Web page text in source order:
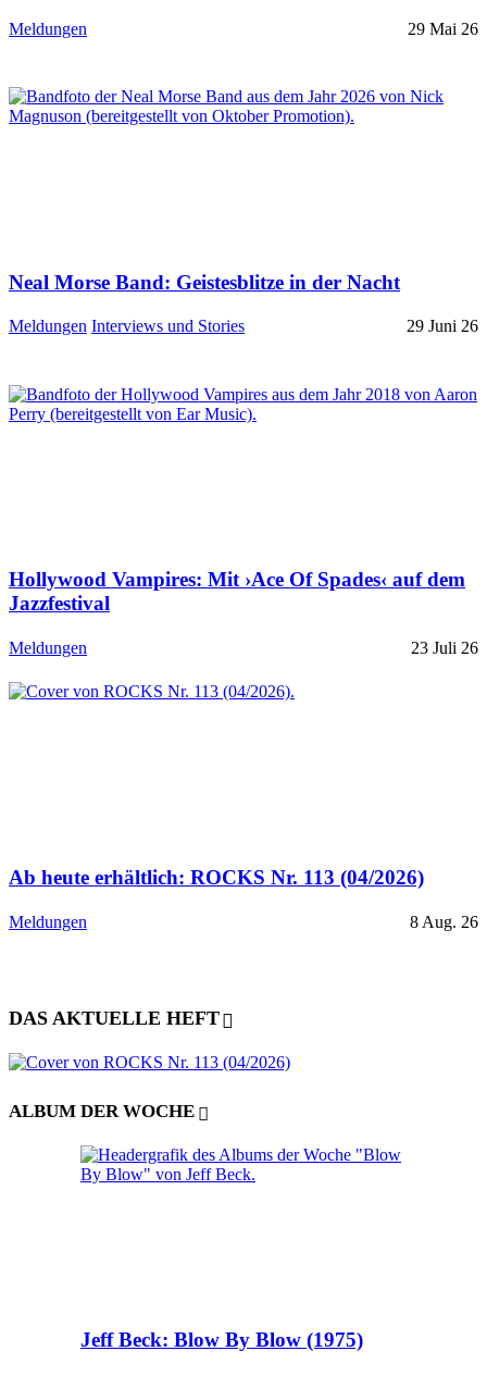
Meldungen 29 Mai 26
Neal Morse Band: Geistesblitze in der Nacht
Meldungen Interviews und Stories 29 Juni 26
Hollywood Vampires: Mit ›Ace Of Spades‹ auf dem
Jazzfestival
Meldungen 23 Juli 26
Ab heute erhältlich: ROCKS Nr. 113 (04/2026)
Meldungen 8 Aug. 26
DAS AKTUELLE HEFT
ALBUM DER WOCHE
Jeff Beck: Blow By Blow (1975)